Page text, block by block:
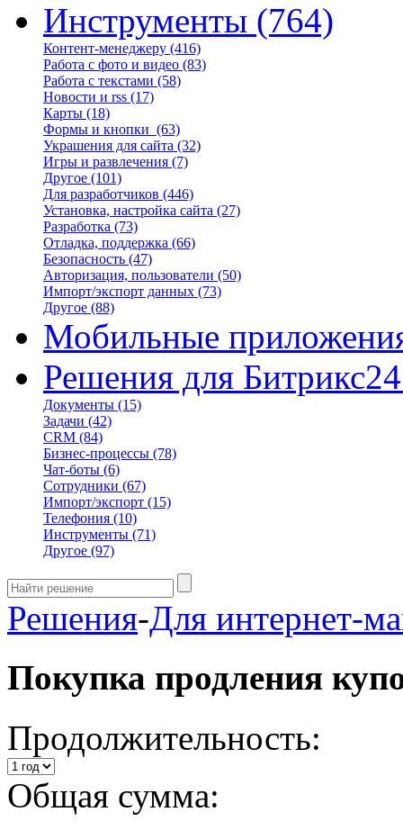
Инструменты (764)
Контент-менеджеру (416)
Работа с фото и видео (83)
Работа с текстами (58)
Новости и rss (17)
Карты (18)
Формы и кнопки (63)
Украшения для сайта (32)
Игры и развлечения (7)
Другое (101)
Для разработчиков (446)
Установка, настройка сайта (27)
Разработка (73)
Отладка, поддержка (66)
Безопасность (47)
Авторизация, пользователи (50)
Импорт/экспорт данных (73)
Другое (88)
Мобильные
Решения для Битрикс24
Документы (15)
Задачи (42)
CRM (84)
Бизнес-процессы (78)
Чат-боты (6)
Сотрудники (67)
Импорт/экспорт (15)
Телефония (10)
Инструменты (71)
Другое (97)
Решения-Для интернет-
Покупка продления
Продолжительность:
Общая сумма: